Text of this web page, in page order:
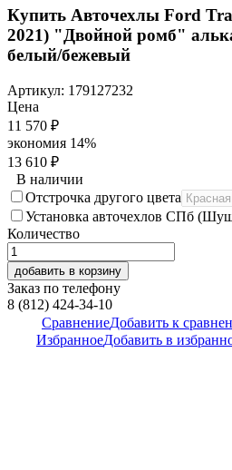
Купить Авточехлы Ford
2021) "Двойной ромб"
белый/бежевый
Артикул: 179127232
Цена
11 570 ₽
экономия 14%
13 610 ₽
В наличии
Отстрочка другого цвета
Установка авточехлов СПб
Количество
добавить в корзину
Заказ по телефону
8 (812) 424-34-10
СравнениеДобавить к
ИзбранноеДобавить в